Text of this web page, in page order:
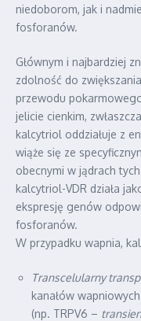
niedoborom, jak i
fosforanów.
Głównym i najbardziej
zdolność do
przewodu
jelicie cienkim,
kalcytriol oddziałuje z
wiąże się ze
obecnymi w jądrach
kalcytriol-VDR działa
ekspresję genów
fosforanów.
W przypadku wapnia,
Transcelularny
kanałów
(np. TRPV6 –